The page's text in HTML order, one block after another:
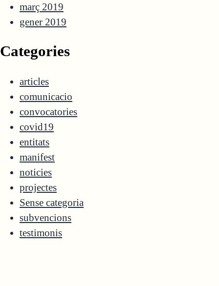
març 2019
gener 2019
Categories
articles
comunicacio
convocatories
covid19
entitats
manifest
noticies
projectes
Sense categoria
subvencions
testimonis